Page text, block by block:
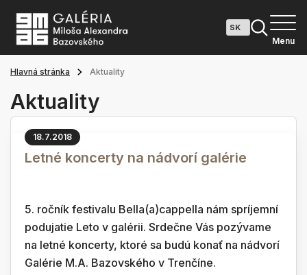
Menu
Hlavná stránka Aktuality
Aktuality
18.7.2018
Letné koncerty na nádvorí galérie
5. ročník festivalu Bella(a)cappella nám spríjemní
podujatie Leto v galérii. Srdečne Vás pozývame
na letné koncerty, ktoré sa budú konať na nádvorí
Galérie M.A. Bazovského v Trenčíne.